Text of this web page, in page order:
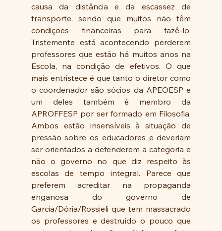
causa da distância e da escassez de
transporte, sendo que muitos não têm
condições financeiras para fazê-lo.
Tristemente está acontecendo perderem
professores que estão há muitos anos na
Escola, na condição de efetivos. O que
mais entristece é que tanto o diretor como
o coordenador são sócios da APEOESP e
um deles também é membro da
APROFFESP por ser formado em Filosofia.
Ambos estão insensíveis à situação de
pressão sobre os educadores e deveriam
ser orientados a defenderem a categoria e
não o governo no que diz respeito às
escolas de tempo integral. Parece que
preferem acreditar na propaganda
enganosa do governo de
Garcia/Dória/Rossieli que tem massacrado
os professores e destruído o pouco que